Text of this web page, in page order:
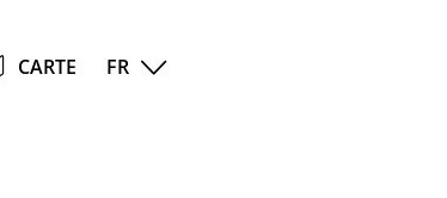
CARTE FR